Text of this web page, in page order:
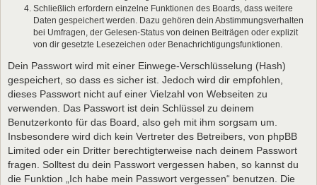
Schließlich erfordern einzelne Funktionen des Boards, dass weitere
Daten gespeichert werden. Dazu gehören dein Abstimmungsverhalten
bei Umfragen, der Gelesen-Status von deinen Beiträgen oder explizit
von dir gesetzte Lesezeichen oder Benachrichtigungsfunktionen.
Dein Passwort wird mit einer Einwege-Verschlüsselung (Hash)
gespeichert, so dass es sicher ist. Jedoch wird dir empfohlen,
dieses Passwort nicht auf einer Vielzahl von Webseiten zu
verwenden. Das Passwort ist dein Schlüssel zu deinem
Benutzerkonto für das Board, also geh mit ihm sorgsam um.
Insbesondere wird dich kein Vertreter des Betreibers, von phpBB
Limited oder ein Dritter berechtigterweise nach deinem Passwort
fragen. Solltest du dein Passwort vergessen haben, so kannst du
die Funktion „Ich habe mein Passwort vergessen“ benutzen. Die